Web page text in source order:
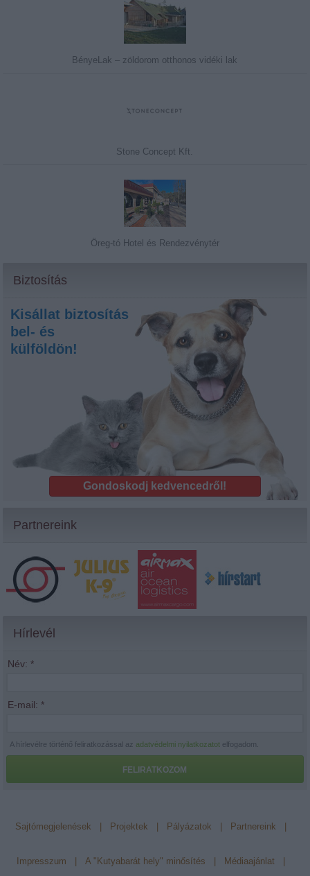
BényeLak – zöldorom otthonos vidéki lak
Stone Concept Kft.
Öreg-tó Hotel és Rendezvénytér
Biztosítás
Kisállat biztosítás
bel- és
külföldön!
Gondoskodj kedvencedről!
Partnereink
Hírlevél
Név: *
E-mail: *
A hírlevélre történő feliratkozással azadatvédelmi nyilatkozatot elfogadom.
FELIRATKOZOM
Sajtómegjelenések Projektek Pályázatok Partnereink
Impresszum A "Kutyabarát hely" minősítés Médiaajánlat